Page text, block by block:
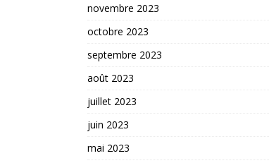
novembre 2023
octobre 2023
septembre 2023
août 2023
juillet 2023
juin 2023
mai 2023